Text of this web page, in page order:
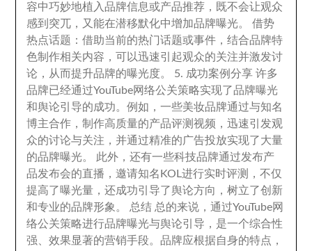
容中巧妙地植入品牌信息或产品推荐 ， 既不会让观众
感到突兀 ， 又能在潜移默化中增加品牌曝光。借势
热点话题 ：借助当前的热门话题或事件 ，结合品牌特
色制作相关内容 ， 可以迅速引起观众的关注并激发讨
论 ， 从而提升品牌的曝光度。 5. 成功案例分享 许多
品牌已经通过YouTube网络公关策略实现了品牌曝光
和舆论引导的成功。例如 ，一些美妆品牌通过与知名
博主合作 ，制作高质量的产品评测视频 ，迅速引发观
众的讨论与关注 ， 并通过精准的广告投放实现了大量
的品牌曝光。 此外 ，还有一些科技品牌通过发布产
品发布会的直播 ，邀请知名KOL进行实时评测 ，不仅
提高了曝光量 ，还成功引导了舆论方向 ，树立了创新
和专业的品牌形象 。 总结 总的来说 ，通过YouTube网
络公关策略进行品牌曝光与舆论引导 ， 是一个综合性
强 、效果显著的营销手段。品牌应根据自身的特点 ，